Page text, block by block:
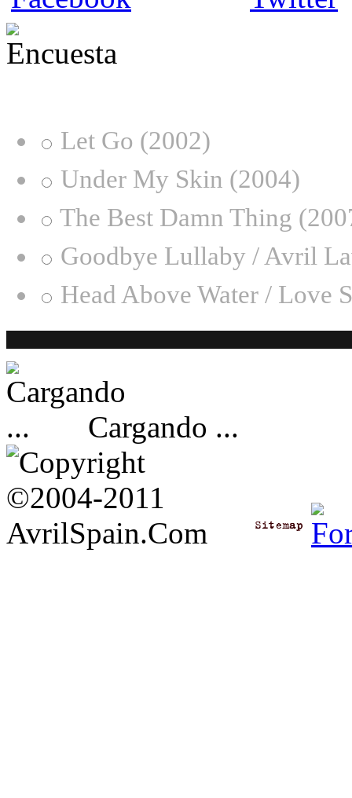
Let Go (2002)
Under My Skin (2004)
The Best Damn Thing
Goodbye Lullaby / Avril
Head Above Water / Love
Cargando ...